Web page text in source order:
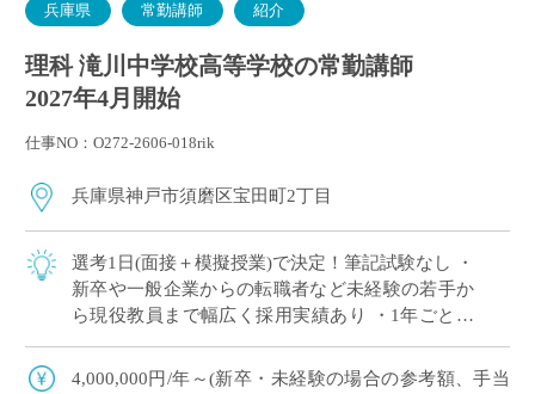
兵庫県 常勤講師 紹介
理科 滝川中学校高等学校の常勤講師
2027年4月開始
仕事NO：O272-2606-018rik
兵庫県神戸市須磨区宝田町2丁目
選考1日(面接＋模擬授業)で決定！筆記試験なし ・
新卒や一般企業からの転職者など未経験の若手か
ら現役教員まで幅広く採用実績あり ・1年ごとに
100年を超える神戸市内の伝統校
4,000,000円/年～(新卒・未経験の場合の参考額、手当